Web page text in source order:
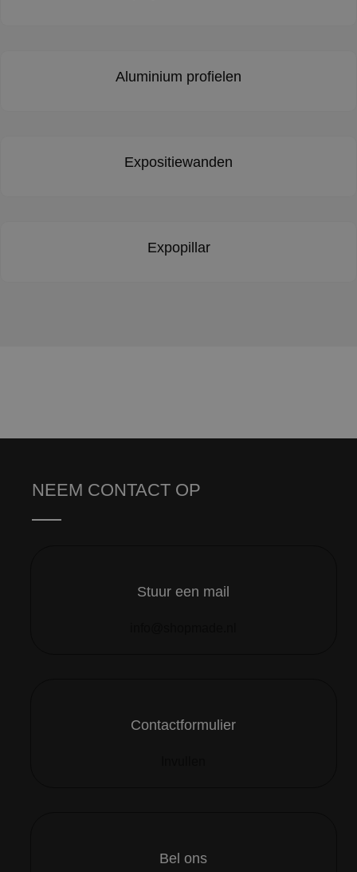
Aluminium profielen
Expositiewanden
Expopillar
NEEM CONTACT OP
Stuur een mail
Contactformulier
Bel ons